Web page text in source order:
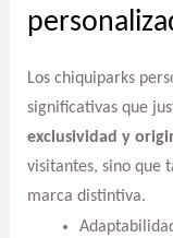
Los chiquiparks
significativas que
exclusividad y
visitantes, sino que
marca distintiva.